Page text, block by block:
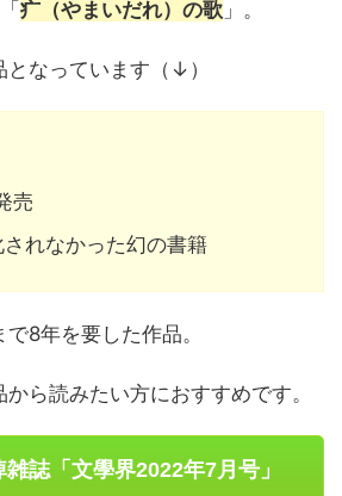
疒（やまいだれ）の歌 」。
なっています（↓）
売
れなかった幻の書籍
8年を要した作品。
ら読みたい方におすすめです。
誌「文學界2022年7月号」